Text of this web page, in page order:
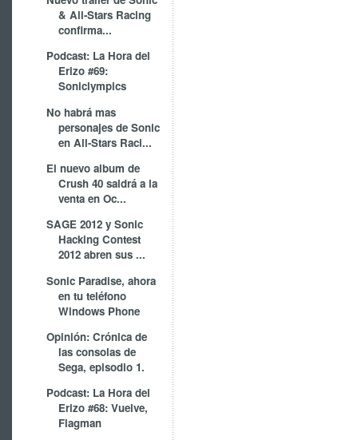
& All-Stars Racing
confirma...
Podcast: La Hora del
Erizo #69:
Soniclympics
No habrá mas
personajes de Sonic
en All-Stars Raci...
El nuevo album de
Crush 40 saldrá a la
venta en Oc...
SAGE 2012 y Sonic
Hacking Contest
2012 abren sus ...
Sonic Paradise, ahora
en tu teléfono
Windows Phone
Opinión: Crónica de
las consolas de
Sega, episodio 1.
Podcast: La Hora del
Erizo #68: Vuelve,
Flagman